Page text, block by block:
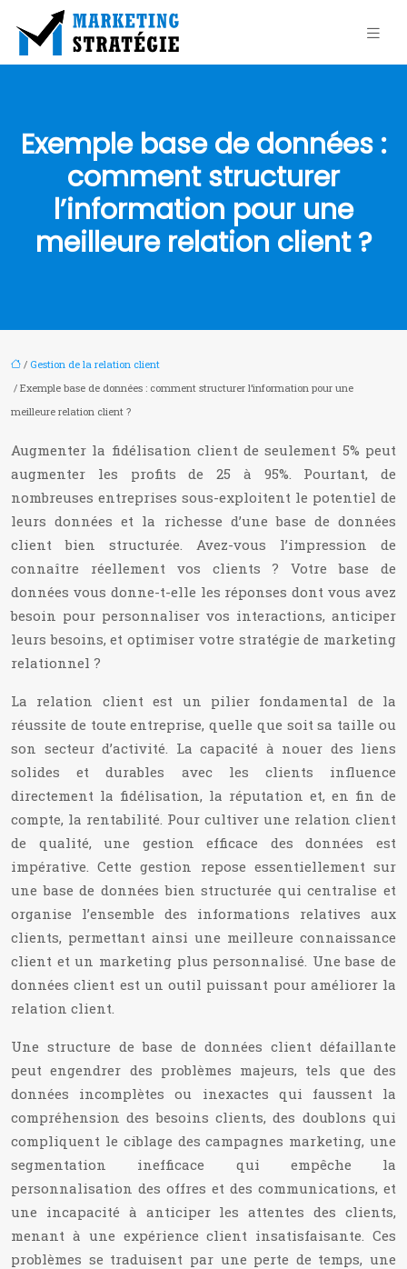
Exemple base de données :
comment structurer
l’information pour une
meilleure relation client ?
/ Gestion de la relation client
/ Exemple base de données : comment structurer l’information pour une
meilleure relation client ?
Augmenter la fidélisation client de seulement 5% peut
augmenter les profits de 25 à 95%. Pourtant, de
nombreuses entreprises sous-exploitent le potentiel de
leurs données et la richesse d’une base de données
client bien structurée. Avez-vous l’impression de
connaître réellement vos clients ? Votre base de
données vous donne-t-elle les réponses dont vous avez
besoin pour personnaliser vos interactions, anticiper
leurs besoins, et optimiser votre stratégie de marketing
relationnel ?
La relation client est un pilier fondamental de la
réussite de toute entreprise, quelle que soit sa taille ou
son secteur d’activité. La capacité à nouer des liens
solides et durables avec les clients influence
directement la fidélisation, la réputation et, en fin de
compte, la rentabilité. Pour cultiver une relation client
de qualité, une gestion efficace des données est
impérative. Cette gestion repose essentiellement sur
une base de données bien structurée qui centralise et
organise l’ensemble des informations relatives aux
clients, permettant ainsi une meilleure connaissance
client et un marketing plus personnalisé. Une base de
données client est un outil puissant pour améliorer la
relation client.
Une structure de base de données client défaillante
peut engendrer des problèmes majeurs, tels que des
données incomplètes ou inexactes qui faussent la
compréhension des besoins clients, des doublons qui
compliquent le ciblage des campagnes marketing, une
segmentation inefficace qui empêche la
personnalisation des offres et des communications, et
une incapacité à anticiper les attentes des clients,
menant à une expérience client insatisfaisante. Ces
problèmes se traduisent par une perte de temps, une